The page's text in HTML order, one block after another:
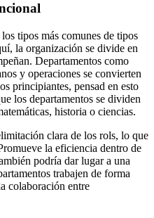
tipos más comunes de tipos
la organización se divide en
Departamentos como
y operaciones se convierten
principiantes, pensad en esto
los departamentos se dividen
historia o ciencias.
clara de los rols, lo que
la eficiencia dentro de
podría dar lugar a una
trabajen de forma
colaboración entre